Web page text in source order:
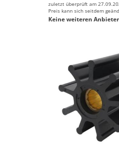
zuletzt überprüft am
Preis kann sich seitdem
Keine weiteren Anbieter